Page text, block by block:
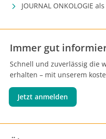
JOURNAL ONKOLOGIE
Immer gut
Schnell und zuverlässig die
erhalten – mit unserem
Jetzt anmelden